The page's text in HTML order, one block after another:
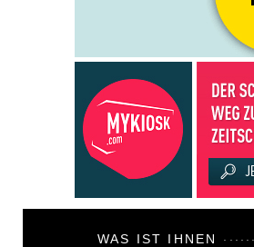
WAS IST IHNEN